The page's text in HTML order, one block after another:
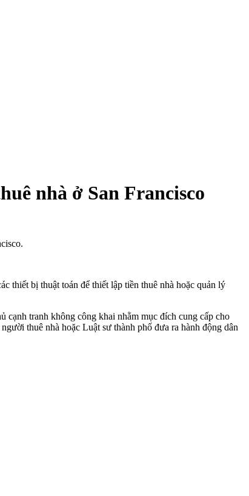
nhà ở San Francisco
thiết bị thuật toán để thiết lập tiền thuê nhà hoặc quản lý
cạnh tranh không công khai nhằm mục đích cung cấp cho
thuê nhà hoặc Luật sư thành phố đưa ra hành động dân